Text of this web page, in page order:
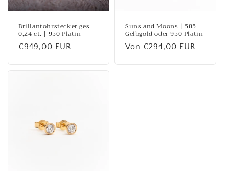
Brillantohrstecker ges
0,24 ct. | 950 Platin
Normaler
€949,00 EUR
Suns and Moons | 585
Gelbgold oder 950 Platin
Normaler
Von €294,00 EUR